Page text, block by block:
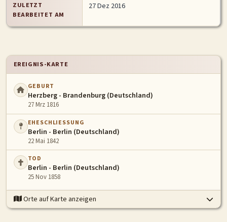
ZULETZT
BEARBEITET AM
27 Dez 2016
EREIGNIS-KARTE
GEBURT
Herzberg - Brandenburg (Deutschland)
27 Mrz 1816
EHESCHLIESSUNG
Berlin - Berlin (Deutschland)
22 Mai 1842
TOD
Berlin - Berlin (Deutschland)
25 Nov 1858
Orte auf Karte anzeigen